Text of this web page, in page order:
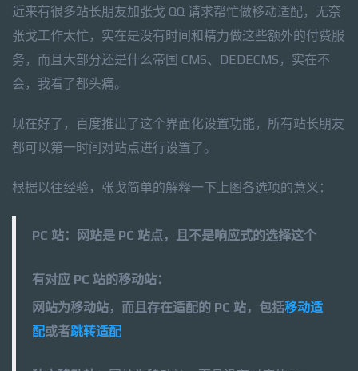
近来有很多站长朋友加张戈 QQ 请求帮忙做移动适配，无奈
张戈工作太忙，实在是没有时间和精力做这些额外的付费服
务，而且大部分还是什么帝国 CMS、DEDECMS，实在不
会，我看了都头痛。
现在好了，百度推出了这个界面化设置功能，所有站长朋友
都可以第一时间对站点进行设置了。
根据以往经验，张戈简单的解释一下上图各选项的意义：
PC 站： 网站是 PC 站点，且不是响应式的选择这个
有对应 PC 站的移动站：
网站为移动站，而且存在适配的 PC 站，包括移动适
配或者跳转适配